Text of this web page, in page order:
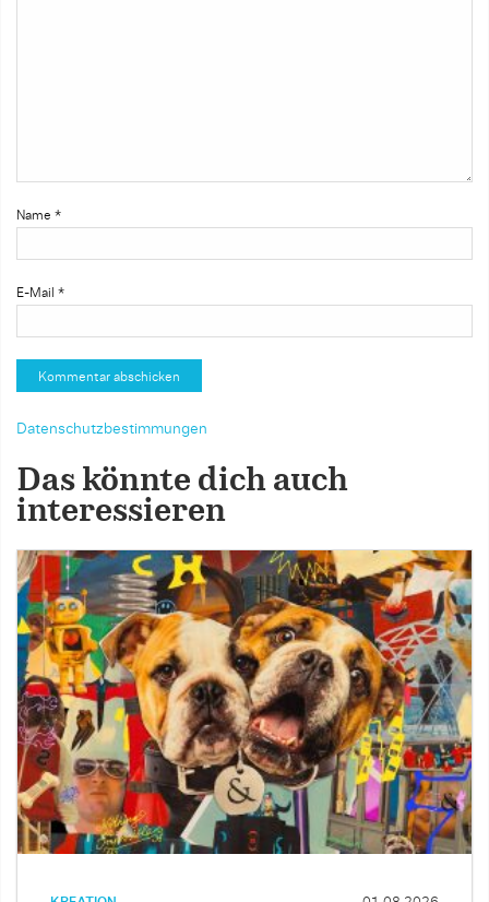
Name *
E-Mail *
Datenschutzbestimmungen
Das könnte dich auch
interessieren